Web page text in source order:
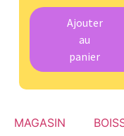
Ajouter
au
panier
MAGASIN